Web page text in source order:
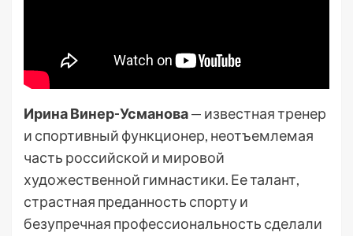
Ирина Винер-Усманова— известная тренер
и спортивный функционер, неотъемлемая
часть российской и мировой
художественной гимнастики. Ее талант,
страстная преданность спорту и
безупречная профессиональность сделали